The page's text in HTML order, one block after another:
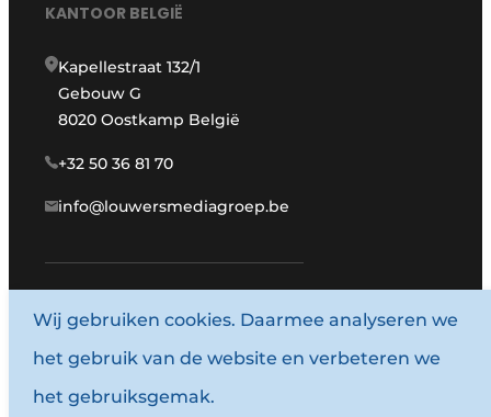
KANTOOR BELGIË
Kapellestraat 132/1
Gebouw G
8020 Oostkamp België
+32 50 36 81 70
info@louwersmediagroep.be
www.louwersmediagroep.com
© 1987 - 2026 Louwersmediagroep.
Algemene voorwaarden
Wij gebruiken cookies. Daarmee analyseren we
het gebruik van de website en verbeteren we
het gebruiksgemak.